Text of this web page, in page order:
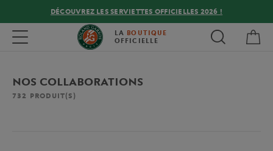
DÉCOUVREZ LES SERVIETTES OFFICIELLES 2026 !
Toggle navigation LA BOUTIQUE
OFFICIELLE
NOS COLLABORATIONS
732 PRODUIT(S)